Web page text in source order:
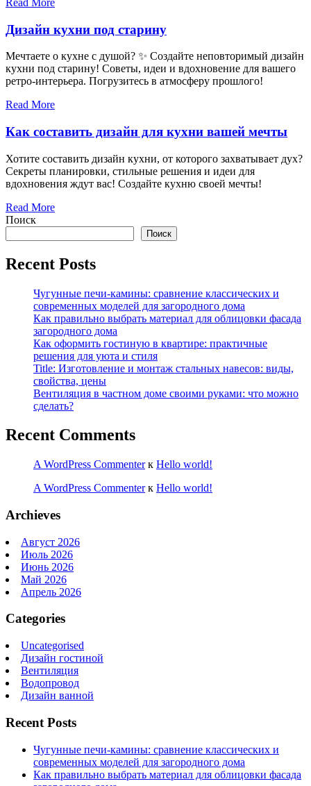
Дизайн кухни под старину
Мечтаете о кухне с душой? ✨ Создайте неповторимый дизайн
кухни под старину! Советы, идеи и вдохновение для вашего
ретро-интерьера. Погрузитесь в атмосферу прошлого!
Read More
Как составить дизайн для кухни вашей мечты
Хотите составить дизайн кухни, от которого захватывает дух?
Секреты планировки, стильные решения и идеи для
вдохновения ждут вас! Создайте кухню своей мечты!
Read More
Поиск
Поиск
Recent Posts
Чугунные печи-камины: сравнение классических и
современных моделей для загородного дома
Как правильно выбрать материал для облицовки фасада
загородного дома
Как оформить гостиную в квартире: практичные
решения для уюта и стиля
Title: Изготовление и монтаж стальных навесов: виды,
свойства, цены
Вентиляция в частном доме своими руками: что можно
сделать?
Recent Comments
A WordPress Commenterк Hello world!
A WordPress Commenterк Hello world!
Archieves
Август 2026
Июль 2026
Июнь 2026
Май 2026
Апрель 2026
Categories
Uncategorised
Дизайн гостиной
Вентиляция
Водопровод
Дизайн ванной
Recent Posts
Чугунные печи-камины: сравнение классических и
современных моделей для загородного дома
Как правильно выбрать материал для облицовки фасада